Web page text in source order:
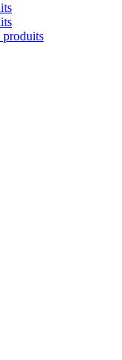
produits